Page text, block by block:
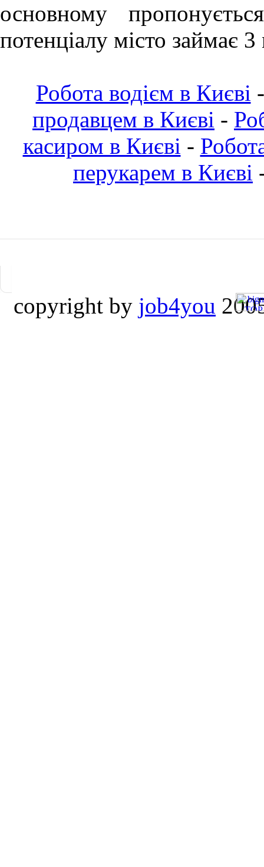
основному
потенціалу місто займає 3
Робота водієм в Києві
продавцем в Києві -
касиром в Києві -
перукарем в Києві
copyright by job4you